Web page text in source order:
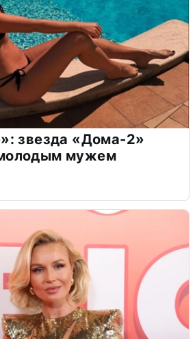
звезда «Дома-2»
мужем